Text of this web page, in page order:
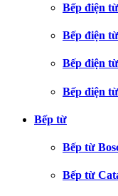
Bếp điện
Bếp điện
Bếp điện
Bếp điện
Bếp từ
Bếp từ
Bếp từ